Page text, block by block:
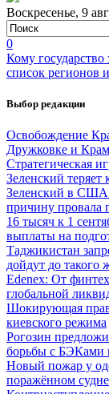
Воскресенье, 9
0
Кому
список регионов
Выбор редакции
Освобождение
Дружковке и
Стратегическая
Зеленский теряет
Зеленский в США
причину провала
16 тысяч к 1
выплаты на
Таджикистан
дойдут до такого
Edenex: От
глобальной
Шокирующая
киевского режима
Рогозин
борьбы с
Новый пожар у
поражённом